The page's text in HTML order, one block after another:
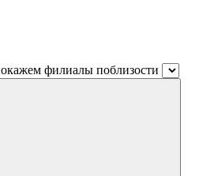
филиалы поблизости